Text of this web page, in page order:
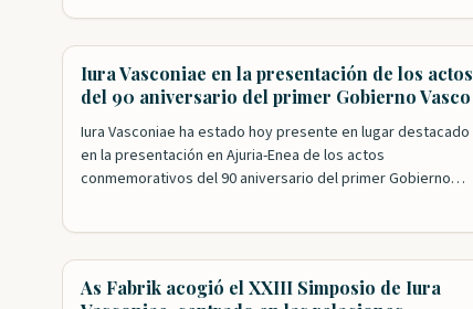
primero de ellos con el exitoso…
Iura Vasconiae en la presentación de los actos
del 90 aniversario del primer Gobierno Vasco
Iura Vasconiae ha estado hoy presente en lugar destacado
en la presentación en Ajuria-Enea de los actos
conmemorativos del 90 aniversario del primer Gobierno
As Fabrik acogió el XXIII Simposio de Iura